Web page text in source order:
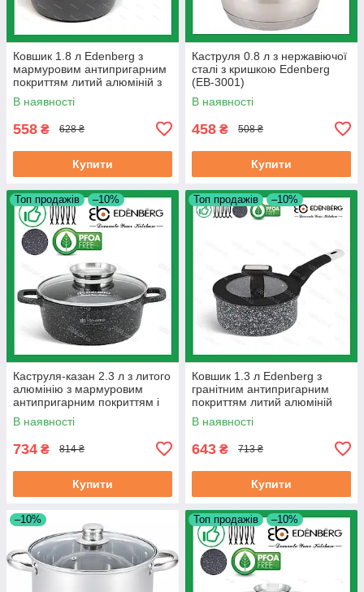
Ковшик 1.8 л Edenberg з
мармуровим антипригарним
покриттям литий алюміній з
кришкою 18 см (EB-3674)
В наявності
558 ₴ 628 ₴
Купити
Каструля 0.8 л з нержавіючої
сталі з кришкою Edenberg
(EB-3001)
В наявності
458 ₴ 508 ₴
Купити
Топ продажів –10%
Каструля-казан 2.3 л з литого
алюмінію з мармуровим
антипригарним покриттям і
кришкою Edenberg 20 см
(EB-8116)
В наявності
734 ₴ 814 ₴
Купити
Топ продажів –10%
Ковшик 1.3 л Edenberg з
гранітним антипригарним
покриттям литий алюміній
(EB-3327)
В наявності
643 ₴ 713 ₴
Купити
–10% Топ продажів –10%